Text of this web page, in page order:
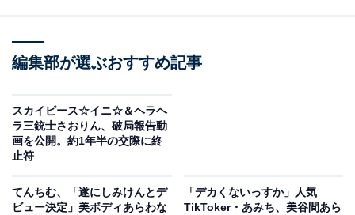
編集部が選ぶおすすめ記事
スカイピース☆イニ☆＆ヘラヘ
ラ三銃士さおりん、破局報告動
画を公開。約1年半の交際に終
止符
てんちむ、「遂にしみけんとデ
ビュー決定」美ボディあらわな
「デカくないっすか」人気
TikToker・あみち、美谷間あら